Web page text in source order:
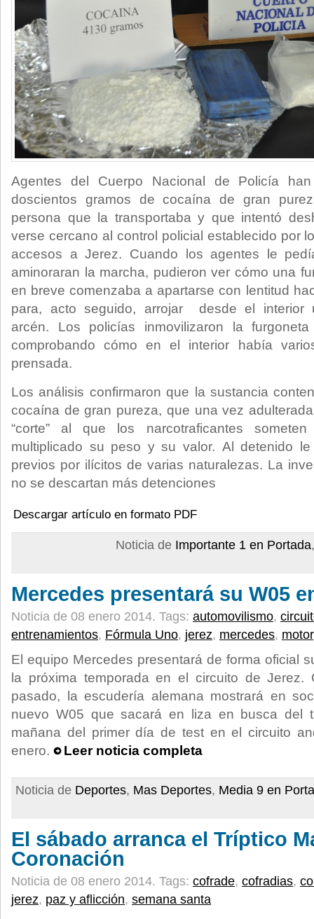
Agentes del Cuerpo Nacional de Policía
doscientos gramos de cocaína de gran
persona que la transportaba y que intentó
verse cercano al control policial establecido por
accesos a Jerez. Cuando los agentes le
aminoraran la marcha, pudieron ver cómo una
en breve comenzaba a apartarse con lentitud
para, acto seguido, arrojar desde el
arcén. Los policías inmovilizaron la
comprobando cómo en el interior había
prensada.
Los análisis confirmaron que la sustancia
cocaína de gran pureza, que una vez
“corte” al que los narcotraficantes
multiplicado su peso y su valor. Al detenido le
previos por ilícitos de varias naturalezas. La
no se descartan más detenciones
Descargar artículo en formato PDF
Noticia de Importante 1 en Portada
Mercedes presentará su W05
Noticia de 08 enero 2014. Tags: automovilismo,
entrenamientos, Fórmula Uno, jerez, mercedes, motor
El equipo Mercedes presentará de forma oficial
la próxima temporada en el circuito de
pasado, la escudería alemana mostrará en
nuevo W05 que sacará en liza en busca del
mañana del primer día de test en el circuito
enero.
Leer noticia completa
Noticia de Deportes, Mas Deportes, Media 9 en
El sábado arranca el Tríptico
Coronación
Noticia de 08 enero 2014. Tags: cofrade, cofradias,
jerez, paz y aflicción, semana santa